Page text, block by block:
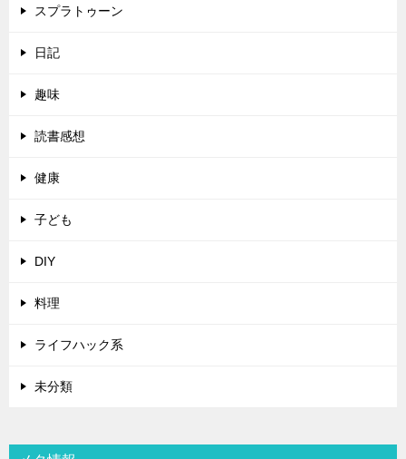
スプラトゥーン
日記
趣味
読書感想
健康
子ども
DIY
料理
ライフハック系
未分類